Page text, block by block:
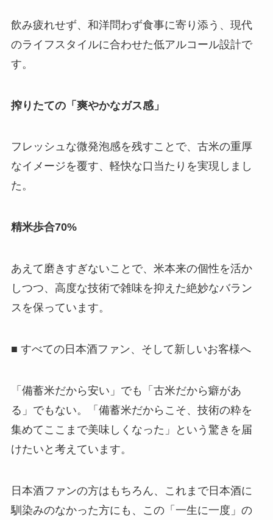
飲み疲れせず、和洋問わず食事に寄り添う、現代
のライフスタイルに合わせた低アルコール設計で
す。
搾りたての「爽やかなガス感」
フレッシュな微発泡感を残すことで、古米の重厚
なイメージを覆す、軽快な口当たりを実現しまし
た。
精米歩合70%
あえて磨きすぎないことで、米本来の個性を活か
しつつ、高度な技術で雑味を抑えた絶妙なバラン
スを保っています。
■ すべての日本酒ファン、そして新しいお客様へ
「備蓄米だから安い」でも「古米だから癖があ
る」でもない。「備蓄米だからこそ、技術の粋を
集めてここまで美味しくなった」という驚きを届
けたいと考えています。
日本酒ファンの方はもちろん、これまで日本酒に
馴染みのなかった方にも、この「一生に一度」の